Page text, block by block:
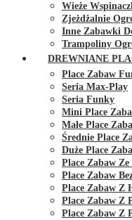
Wieże
Zjeżdżalnie
Inne Zabawki
Trampoliny
DREWNIANE
Place Zabaw
Seria Max-Play
Seria Funky
Mini Place
Małe Place
Średnie Place
Duże Place
Place Zabaw
Place Zabaw
Place Zabaw Z
Place Zabaw Z
Place Zabaw Z